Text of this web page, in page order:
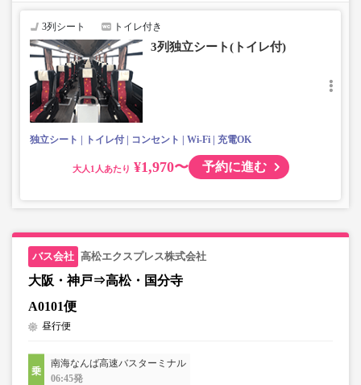
3列シート トイレ付き
3列独立シート(トイレ付)
独立シート トイレ付 コンセント Wi-Fi 充電OK
大人 ¥1,970〜 予約に進む
高松エクスプレス株式会社
大阪・神戸⇒高松・国分寺
A0101便
昼行便
南海なんば高速バスターミナル
06:45発